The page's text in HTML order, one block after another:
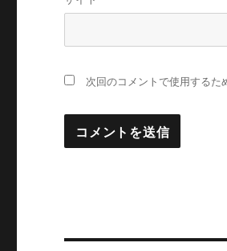
次回のコメントで使用するた